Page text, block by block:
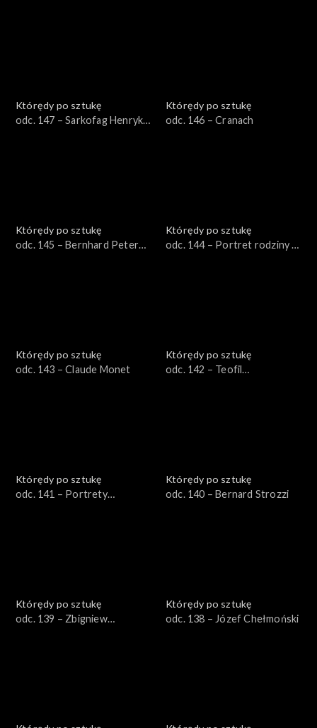
Którędy po sztukę
odc. 147 – Sarkofag Henryka
Którędy po sztukę
odc. 146 – Cranach
Którędy po sztukę
odc. 145 – Bernhard Peter
Którędy po sztukę
odc. 144 – Portret rodziny w
Którędy po sztukę
odc. 143 – Claude Monet
Którędy po sztukę
odc. 142 – Teofil
Którędy po sztukę
odc. 141 – Portrety
Którędy po sztukę
odc. 140 – Bernard Strozzi
Którędy po sztukę
odc. 139 – Zbigniew
Którędy po sztukę
odc. 138 – Józef Chełmoński